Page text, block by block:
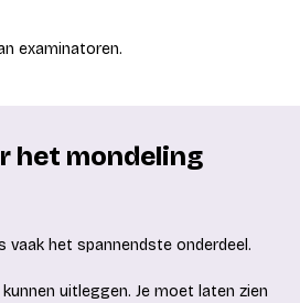
examinatoren.
het mondeling
vaak het spannendste onderdeel.
uitleggen. Je moet laten zien